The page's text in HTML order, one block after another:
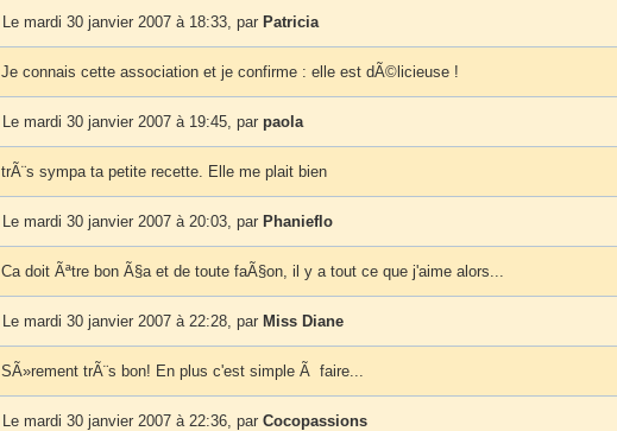
Le mardi 30 janvier 2007 à 18:33, par Patricia
Je connais cette association et je confirme : elle est dÃ©licieuse !
Le mardi 30 janvier 2007 à 19:45, par paola
trÃ¨s sympa ta petite recette. Elle me plait bien
Le mardi 30 janvier 2007 à 20:03, par Phanieflo
Ca doit Ãªtre bon Ã§a et de toute faÃ§on, il y a tout ce que j'aime alors...
Le mardi 30 janvier 2007 à 22:28, par Miss Diane
SÃ»rement trÃ¨s bon! En plus c'est simple Ã faire...
Le mardi 30 janvier 2007 à 22:36, par Cocopassions